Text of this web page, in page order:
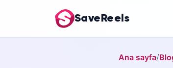
SaveReels
Ana sayfa